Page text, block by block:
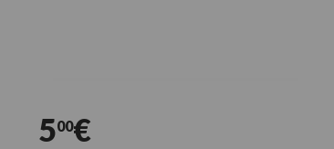
500€